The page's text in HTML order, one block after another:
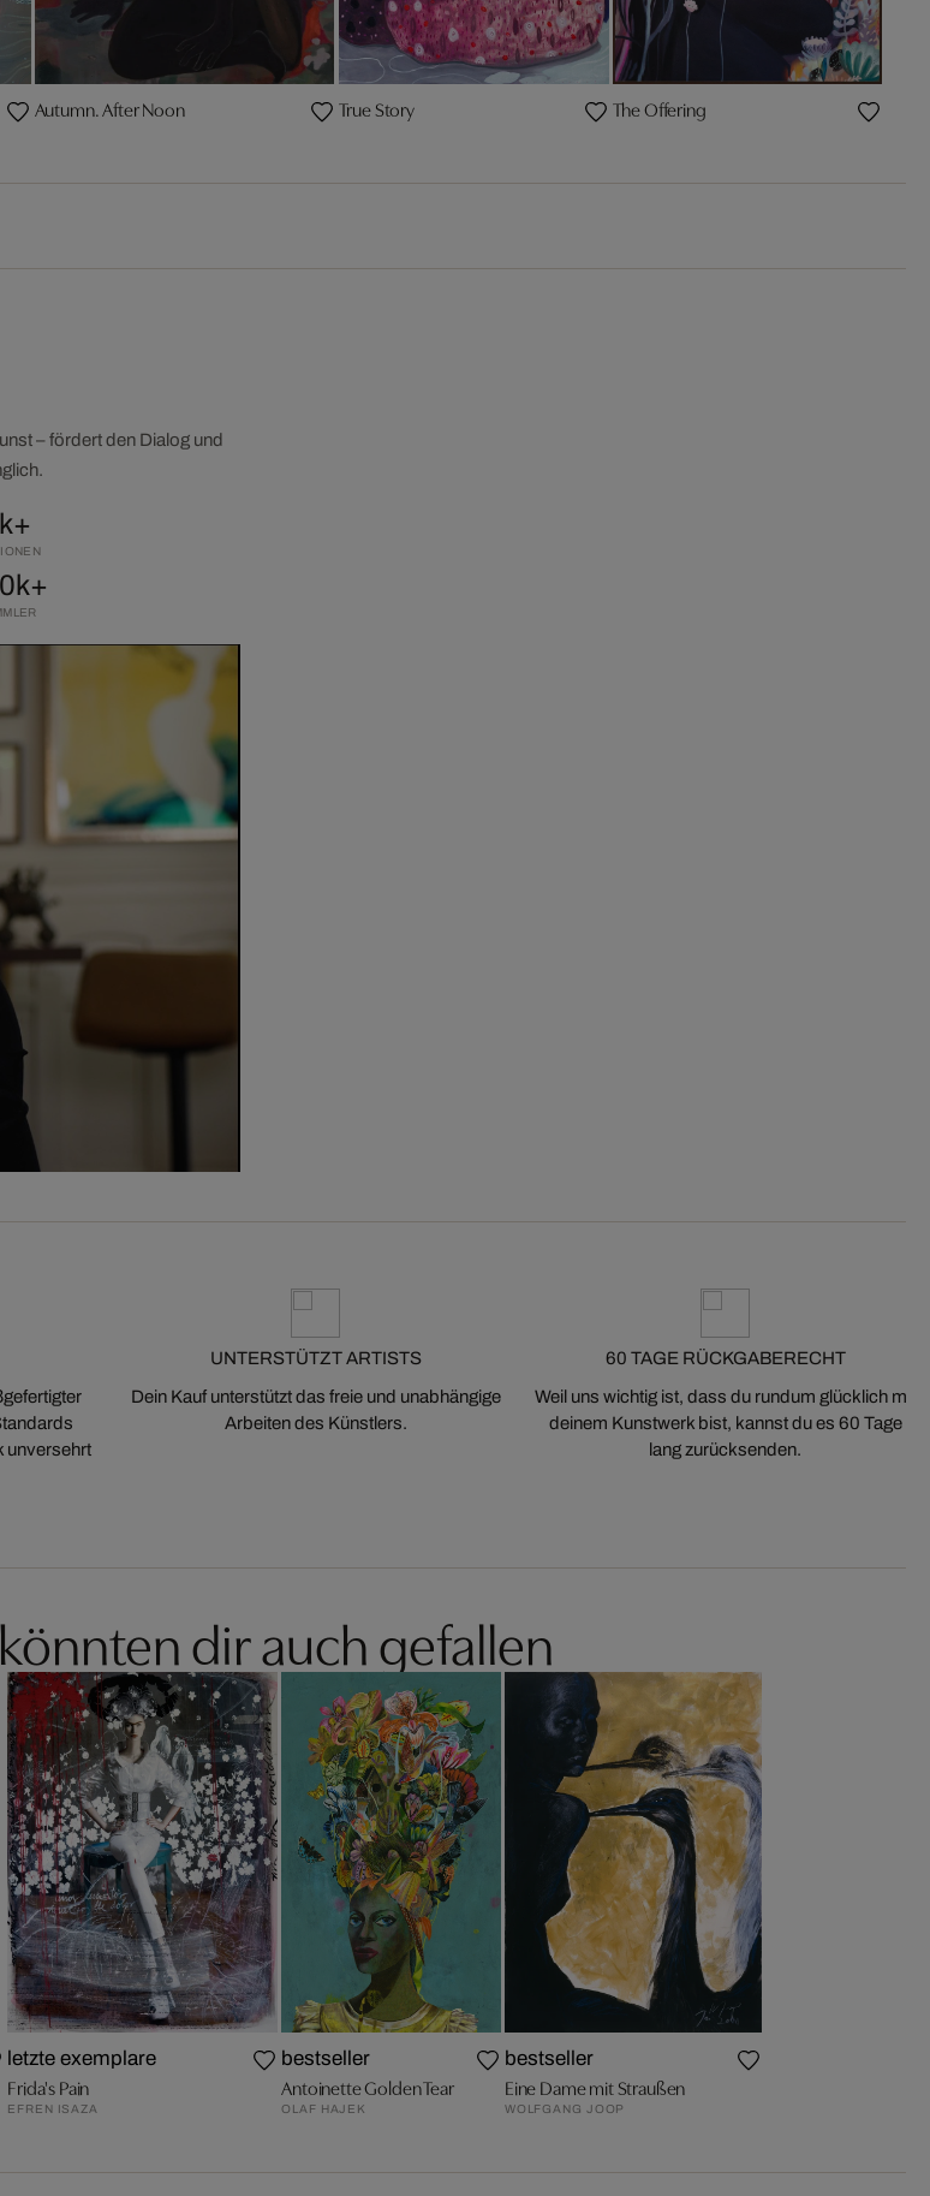
Autumn. After Noon True Story The Offering
– fördert den Dialog und
unversehrt
UNTERSTÜTZT ARTISTS
Dein Kauf unterstützt das freie und unabhängige
Arbeiten des Künstlers.
60 TAGE RÜCKGABERECHT
Weil uns wichtig ist, dass du rundum glücklich mit
deinem Kunstwerk bist, kannst du es 60 Tage
lang zurücksenden.
dir auch gefallen
letzte exemplare
Frida's Pain
EFREN ISAZA
bestseller
Antoinette Golden Tear
OLAF HAJEK
bestseller
Eine Dame mit Straußen
WOLFGANG JOOP